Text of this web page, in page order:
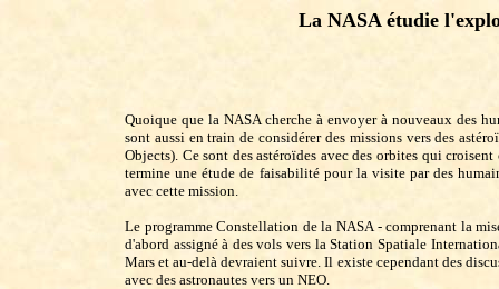
La NASA étudie
Quoique que la NASA cherche à envoyer à nouveaux des
sont aussi en train de considérer des missions vers des
Objects). Ce sont des astéroïdes avec des orbites qui
termine une étude de faisabilité pour la visite par des
avec cette mission.
Le programme Constellation de la NASA - comprenant la
d'abord assigné à des vols vers la Station Spatiale
Mars et au-delà devraient suivre. Il existe cependant des
avec des astronautes vers un NEO.